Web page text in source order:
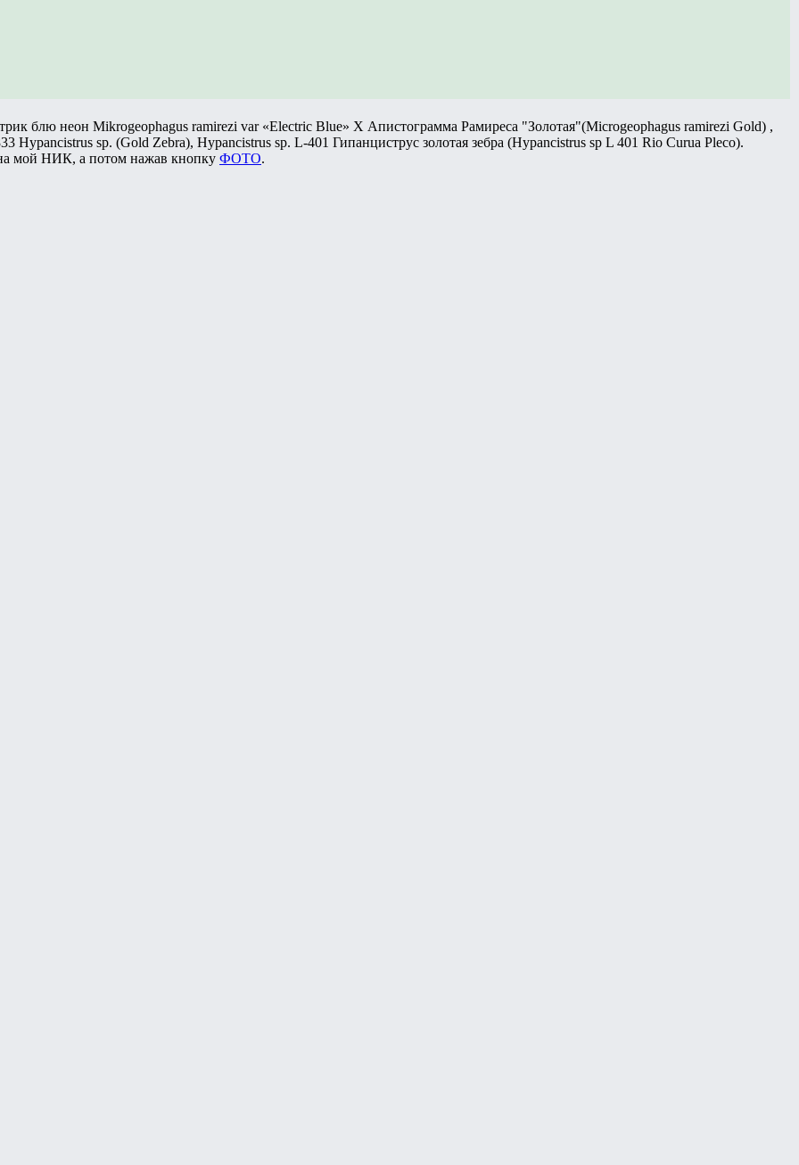
блю неон Mikrogeophagus ramirezi var «Electric Blue» Х Апистограмма Рамиреса "Золотая"(Microgeophagus ramirezi Gold) ,
Hypancistrus sp. (Gold Zebra), Hypancistrus sp. L-401 Гипанциструс золотая зебра (Hypancistrus sp L 401 Rio Curua Pleco).
мой НИК, а потом нажав кнопку ФОТО.